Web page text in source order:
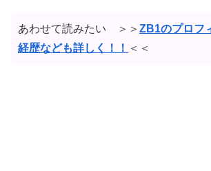
あわせて読みたい ＞＞ ZB1のプロフ
経歴なども詳しく！！ ＜＜